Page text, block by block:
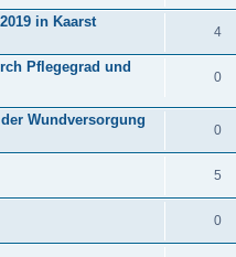
in Kaarst
4
Pflegegrad und
0
Wundversorgung
0
5
0